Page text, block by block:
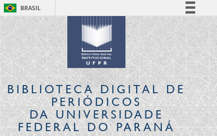
BRASIL
Simplifique!
Comunica BR
Participe
Acesso à informação
Legislação
Canais
BIBLIOTECA DIGITALDE
PERIÓDICOS
DA UNIVERSIDADE
FEDERAL DO PARANÁ